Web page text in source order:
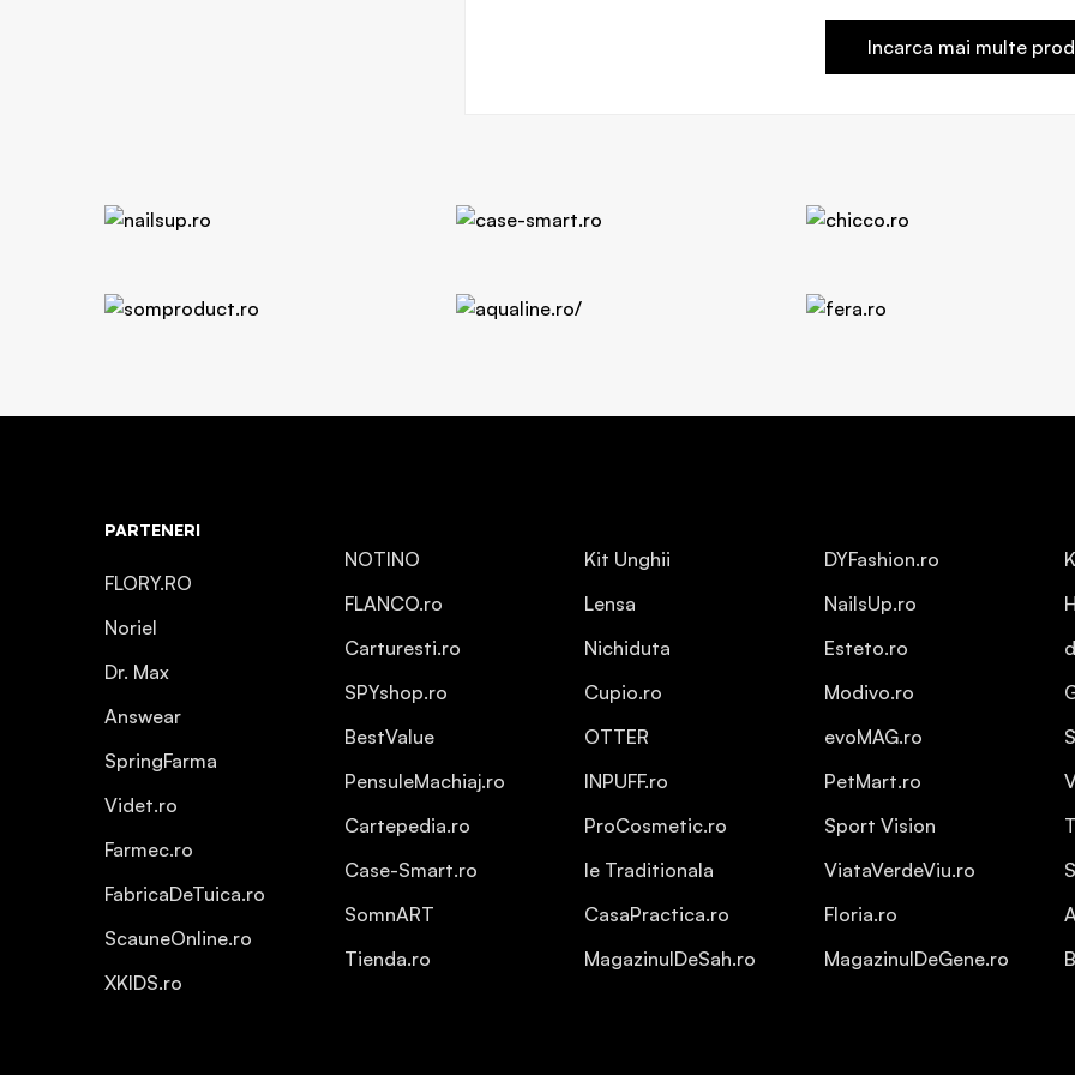
Incarca mai multe
PARTENERI
FLORY.RO
Noriel
Dr. Max
Answear
SpringFarma
Videt.ro
Farmec.ro
FabricaDeTuica.ro
ScauneOnline.ro
XKIDS.ro
NOTINO
FLANCO.ro
Carturesti.ro
SPYshop.ro
BestValue
PensuleMachiaj.ro
Cartepedia.ro
Case-Smart.ro
SomnART
Tienda.ro
Kit Unghii
Lensa
Nichiduta
Cupio.ro
OTTER
INPUFF.ro
ProCosmetic.ro
Ie Traditionala
CasaPractica.ro
MagazinulDeSah.ro
DYFashion.ro
NailsUp.ro
Esteto.ro
Modivo.ro
evoMAG.ro
PetMart.ro
Sport Vision
ViataVerdeViu.ro
Floria.ro
MagazinulDeGene.ro